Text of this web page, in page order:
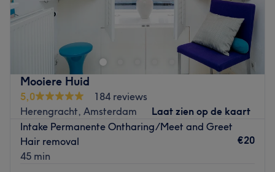
online geboekt, bij telefonische afspraken of via whats-
app hanteer ik een 3uur van te voren policy!
Je kan Aurora bereiken via.
E: aurora.ndsm@outlook.com
T: 06-34035148
IG: aurora.ndsm
Volg ons opIG: @aurora.ndsm
Let op!!!: Aurora zit gevestigd in het pand van Bianca
Vink
Brands and products used: Oway, Olaplex, K18, Milbon,
The extra touches: Rent a chair so appointment only.
Cancelation Policy:
If you need to cancel or reschedule your appointment, we
kindly ask for at least 24HOURS' NOTICE to avoid a
cancellation fee.
・LESS THAN 24 HOURS' NOTICE: A 50%FEE of the
service cost will be charged.
・NO-SHOW: The full service charge will apply.
Mauve Lemonade in Amsterdam is a salon where care
and comfort are more than important values with the aim
of offering customers a unique wellness experience.
Nearest public transport: The venue is conveniently
situated close to plenty of public transport options with
the busstop right in front of the salon, ensuring a hassle-
free journey to the venue for all beauty enthusiasts.
The team: The salon has a small team of employees who
take care of the customers. They are professional, friendly
and have over 14 years of experience.
Mooiere Huid
5,0
184 reviews
Herengracht, Amsterdam
Laat zien op de kaart
Intake Permanente Ontharing/Meet and Greet
Hair removal
45 min
€20